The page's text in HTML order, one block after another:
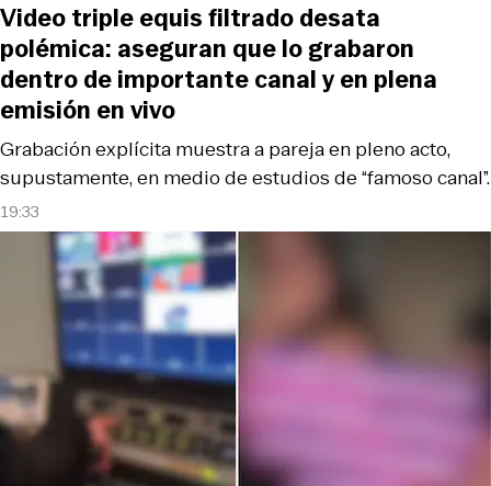
19:33
Grabación explícita muestra a pareja en pleno acto,
supustamente, en medio de estudios de “famoso canal”.
Video triple equis filtrado desata
polémica: aseguran que lo grabaron
dentro de importante canal y en plena
emisión en vivo